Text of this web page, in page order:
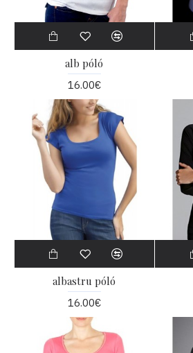
alb póló
16.00€
albastru póló
16.00€